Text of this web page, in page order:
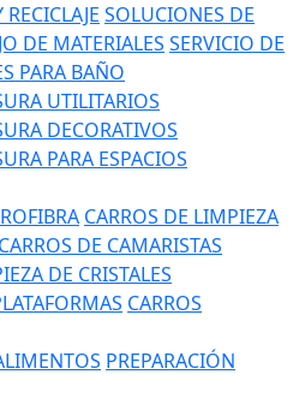
SOLUCIONES DE
DE MATERIALES SERVICIO DE
PARA BAÑO
UTILITARIOS
DECORATIVOS
PARA ESPACIOS
CARROS DE LIMPIEZA
CARROS DE CAMARISTAS
DE CRISTALES
CARROS
PREPARACIÓN